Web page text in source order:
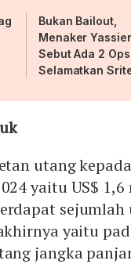
Bukan Bailout,
Menaker
Sebut Ada 2
Selamatkan
utang
yaitu US$
sejumlah
yaitu
jangka